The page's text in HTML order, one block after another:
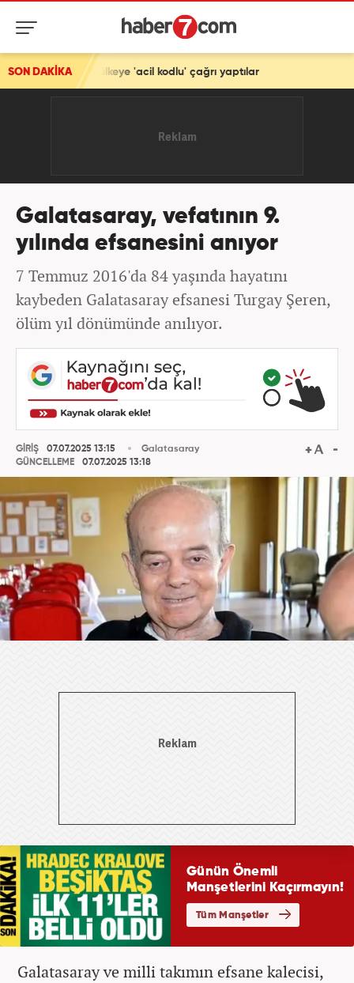
SON DAKİKA
'acil kodlu' çağrı yaptılar
Galatasaray, vefatının 9.
yılında efsanesini anıyor
7 Temmuz 2016'da 84 yaşında hayatını
kaybeden Galatasaray efsanesi Turgay Şeren,
ölüm yıl dönümünde anılıyor.
GİRİŞ
07.07.2025 13:15
GÜNCELLEME
07.07.2025 13:18
Galatasaray
Galatasaray ve milli takımın efsane kalecisi,